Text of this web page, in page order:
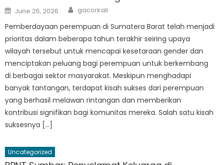
Posted
on
June 26, 2026 Author
gacorkali
Pemberdayaan perempuan di Sumatera Barat telah menjadi
prioritas dalam beberapa tahun terakhir seiring upaya
wilayah tersebut untuk mencapai kesetaraan gender dan
menciptakan peluang bagi perempuan untuk berkembang
di berbagai sektor masyarakat. Meskipun menghadapi
banyak tantangan, terdapat kisah sukses dari perempuan
yang berhasil melawan rintangan dan memberikan
kontribusi signifikan bagi komunitas mereka. Salah satu kisah
suksesnya […]
Uncategorized